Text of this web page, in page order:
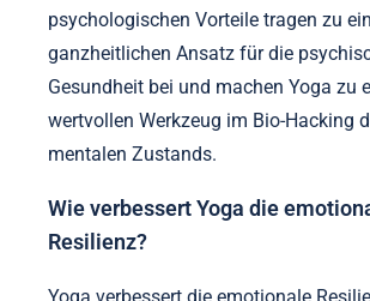
psychologischen Vorteile tragen zu
ganzheitlichen Ansatz für die
Gesundheit bei und machen Yoga zu
wertvollen Werkzeug im Bio-Hacking
mentalen Zustands.
Wie verbessert Yoga die
Resilienz?